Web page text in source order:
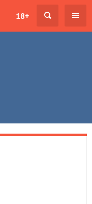
18+